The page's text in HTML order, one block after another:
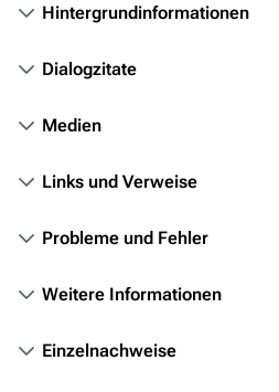
Orte
Kommerzielles
Autorenportal
Themengruppen
Hintergrundinformationen
Dialogzitate
Medien
Links und Verweise
Probleme und Fehler
Weitere Informationen
Einzelnachweise